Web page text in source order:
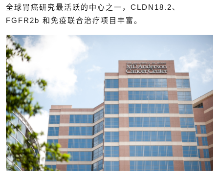
全球胃癌研究最活跃的中心之一，CLDN18.2、
FGFR2b 和免疫联合治疗项目丰富。